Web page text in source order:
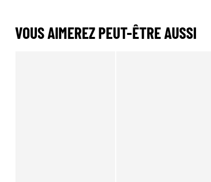
VOUS AIMEREZ PEUT-ÊTRE AUSSI